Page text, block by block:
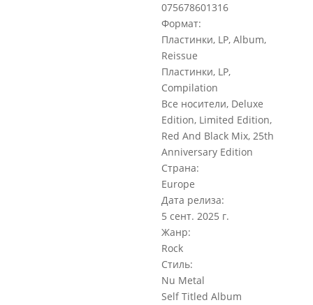
075678601316
Формат:
Пластинки, LP, Album,
Reissue
Пластинки, LP,
Compilation
Все носители, Deluxe
Edition, Limited Edition,
Red And Black Mix, 25th
Anniversary Edition
Страна:
Europe
Дата релиза:
5 сент. 2025 г.
Жанр:
Rock
Стиль:
Nu Metal
Self Titled Album